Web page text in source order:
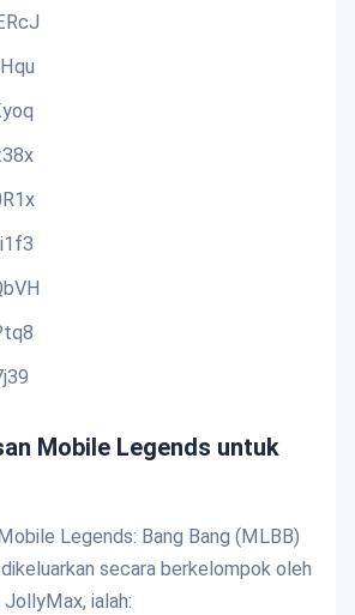
Mobile Legends untuk
Legends: Bang Bang (MLBB)
secara berkelompok oleh
JollyMax, ialah: